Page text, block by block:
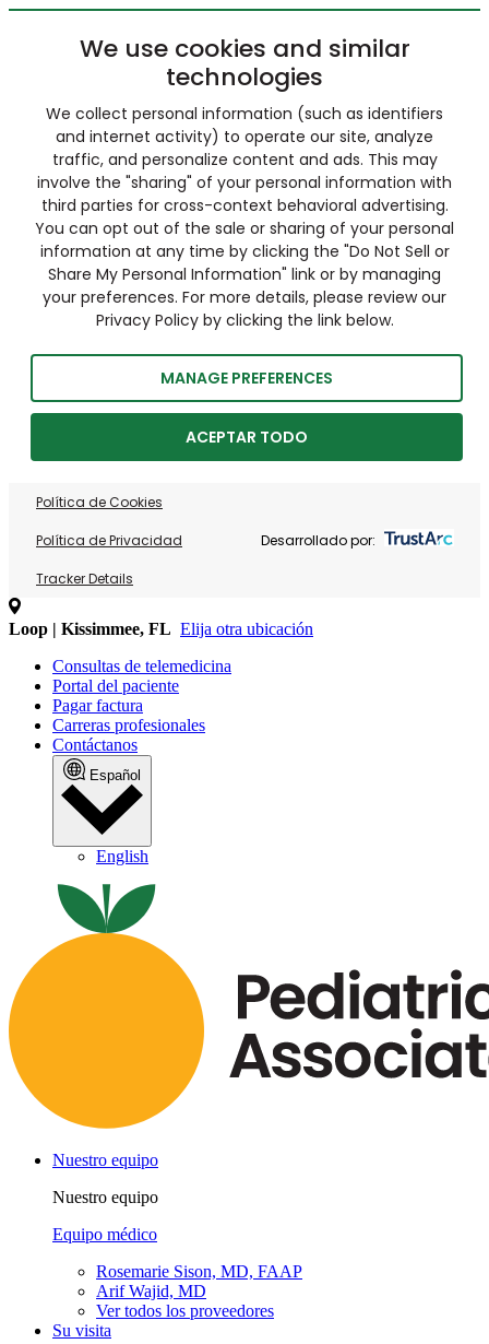
We use cookies and similar
technologies
We collect personal information (such as identifiers
and internet activity) to operate our site, analyze
traffic, and personalize content and ads. This may
involve the "sharing" of your personal information with
third parties for cross-context behavioral advertising.
You can opt out of the sale or sharing of your personal
information at any time by clicking the "Do Not Sell or
Share My Personal Information" link or by managing
your preferences. For more details, please review our
Privacy Policy by clicking the link below.
MANAGE PREFERENCES
ACEPTAR TODO
Política de Cookies
Política de Privacidad
Tracker Details
Desarrollado por:
Loop | Kissimmee, FL Elija otra ubicación
Consultas de telemedicina
Portal del paciente
Pagar factura
Carreras profesionales
Contáctanos
Español
English
Nuestro equipo
Nuestro equipo
Equipo médico
Rosemarie Sison, MD, FAAP
Arif Wajid, MD
Ver todos los proveedores
Su visita